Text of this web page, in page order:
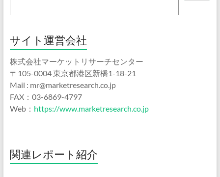
サイト運営会社
株式会社マーケットリサーチセンター
〒105-0004 東京都港区新橋1-18-21
Mail : mr@marketresearch.co.jp
FAX：03-6869-4797
Web： https://www.marketresearch.co.jp
関連レポート紹介